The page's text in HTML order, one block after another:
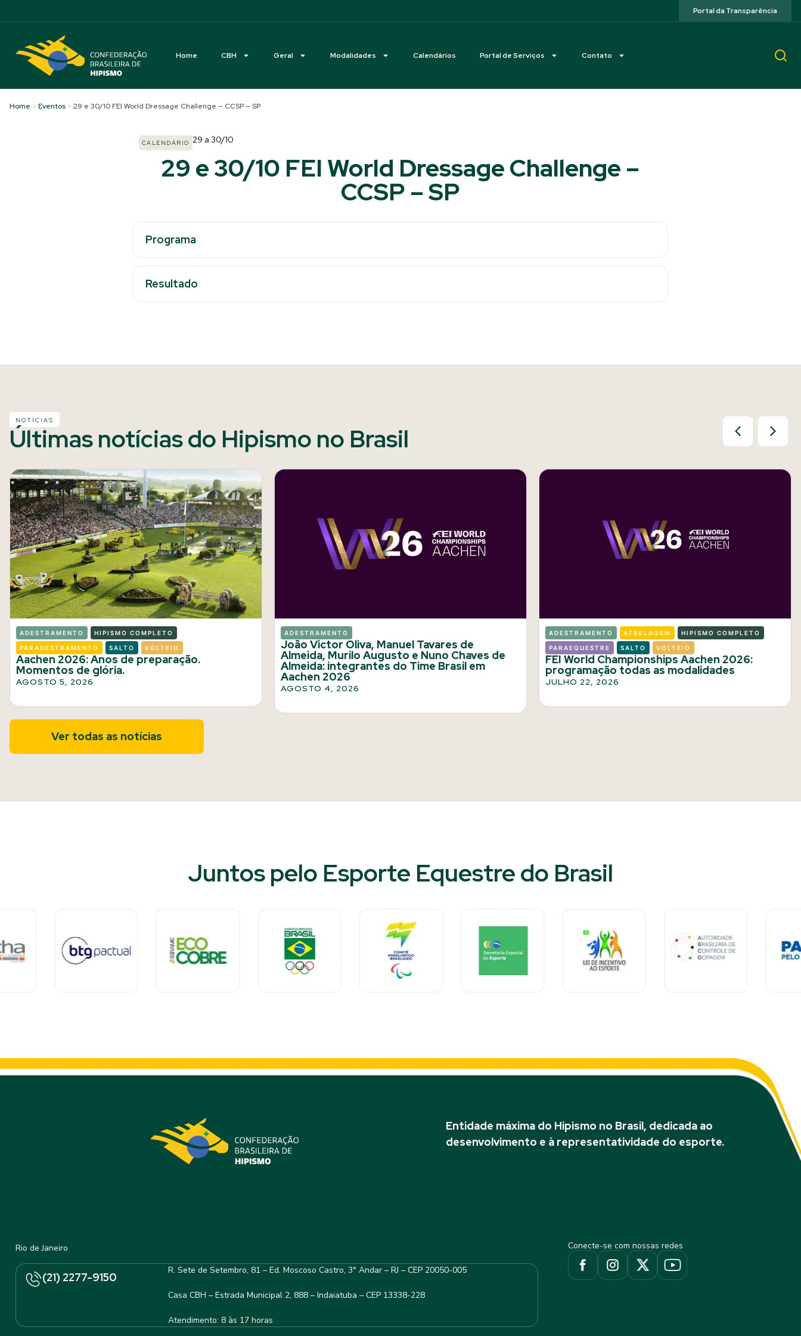
Portal da Transparência
Home CBH Geral Modalidades Calendários Portal de Serviços Contato
Home > Eventos > 29 e 30/10 FEI World Dressage Challenge – CCSP – SP
CALENDÁRIO 29 a 30/10
29 e 30/10 FEI World Dressage Challenge –
CCSP – SP
Programa
Resultado
NOTÍCIAS
Últimas notícias do Hipismo no Brasil
ADESTRAMENTO HIPISMO COMPLETO
PARADESTRAMENTO SALTO VOLTEIO
Aachen 2026: Anos de preparação.
Momentos de glória.
AGOSTO 5, 2026
ADESTRAMENTO
João Victor Oliva, Manuel Tavares de
Almeida, Murilo Augusto e Nuno Chaves de
Almeida: integrantes do Time Brasil em
Aachen 2026
AGOSTO 4, 2026
ADESTRAMENTO ATRELAGEM HIPISMO COMPLETO
PARAEQUESTRE SALTO VOLTEIO
FEI World Championships Aachen 2026:
programação todas as modalidades
JULHO 22, 2026
Ver todas as notícias
Juntos pelo Esporte Equestre do Brasil​
Entidade máxima do Hipismo no Brasil, dedicada ao
desenvolvimento e à representatividade do esporte.
Rio de Janeiro
(21) 2277-9150
R. Sete de Setembro, 81 – Ed. Moscoso Castro, 3° Andar – RJ – CEP 20050-005
Casa CBH – Estrada Municipal 2, 888 – Indaiatuba – CEP 13338-228
Atendimento: 8 às 17 horas
Conecte-se com nossas redes